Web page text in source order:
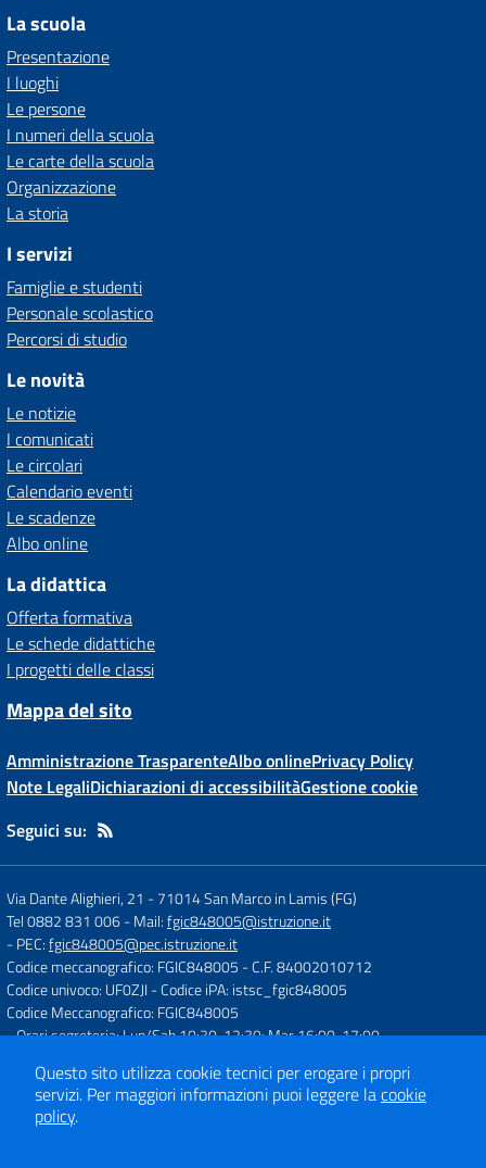
La scuola
Presentazione
I luoghi
Le persone
I numeri della scuola
Le carte della scuola
Organizzazione
La storia
I servizi
Famiglie e studenti
Personale scolastico
Percorsi di studio
Le novità
Le notizie
I comunicati
Le circolari
Calendario eventi
Le scadenze
Albo online
La didattica
Offerta formativa
Le schede didattiche
I progetti delle classi
Mappa del sito
Amministrazione TrasparenteAlbo onlinePrivacy Policy
Note LegaliDichiarazioni di accessibilitàGestione cookie
Seguici su:
Via Dante Alighieri, 21 -71014 San Marco in Lamis (FG)
Tel 0882 831 006- Mail:fgic848005@istruzione.it
- PEC:fgic848005@pec.istruzione.it
Codice meccanografico: FGIC848005 - C.F. 84002010712
Codice univoco: UF0ZJI- Codice iPA: istsc_fgic848005
Codice Meccanografico: FGIC848005
- Orari segreteria: Lun/Sab 10:30-12:30; Mar 16:00-17:00
Concept & Design by
Designers Italia
Questo sito utilizza cookie tecnici per erogare i propri
servizi. Per maggiori informazioni puoi leggere lacookie
policy.